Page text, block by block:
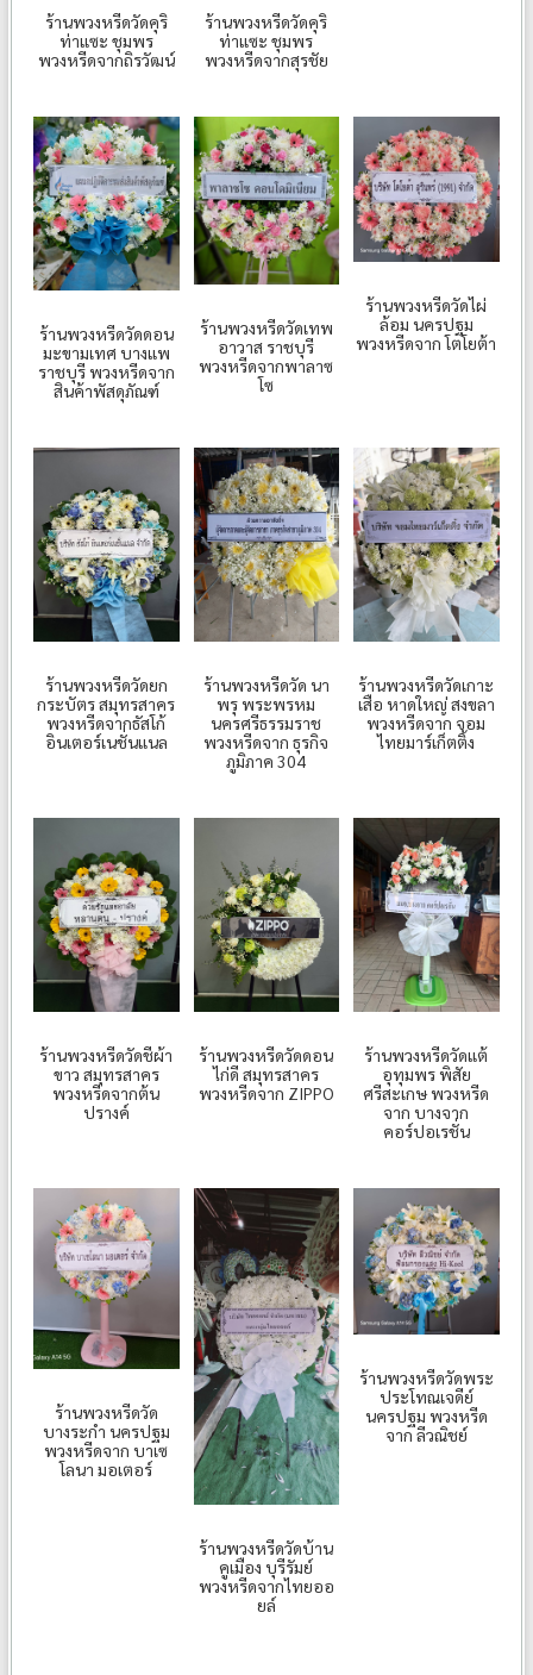
ร้านพวงหรีดวัดคุริ
ท่าแซะ ชุมพร
พวงหรีดจากถิรวัฒน์
ร้านพวงหรีดวัดคุริ
ท่าแซะ ชุมพร
พวงหรีดจากสุรชัย
ร้านพวงหรีดวัดดอน
มะขามเทศ บางแพ
ราชบุรี พวงหรีดจาก
สินค้าพัสดุภัณฑ์
ร้านพวงหรีดวัดเทพ
อาวาส ราชบุรี
พวงหรีดจากพาลาซ
โซ
ร้านพวงหรีดวัดไผ่
ล้อม นครปฐม
พวงหรีดจาก โตโยต้า
ร้านพวงหรีดวัดยก
กระบัตร สมุทรสาคร
พวงหรีดจากธัสโก้
อินเตอร์เนชั่นแนล
ร้านพวงหรีดวัด นา
พรุ พระพรหม
นครศรีธรรมราช
พวงหรีดจาก ธุรกิจ
ภูมิภาค 304
ร้านพวงหรีดวัดเกาะ
เสือ หาดใหญ่ สงขลา
พวงหรีดจาก จอม
ไทยมาร์เก็ตติ้ง
ร้านพวงหรีดวัดชีผ้า
ขาว สมุทรสาคร
พวงหรีดจากต้น
ปรางค์
ร้านพวงหรีดวัดดอน
ไก่ดี สมุทรสาคร
พวงหรีดจาก ZIPPO
ร้านพวงหรีดวัดแต้
อุทุมพร พิสัย
ศรีสะเกษ พวงหรีด
จาก บางจาก
คอร์ปอเรชั่น
ร้านพวงหรีดวัด
บางระกำ นครปฐม
พวงหรีดจาก บาเซ
โลนา มอเตอร์
ร้านพวงหรีดวัดบ้าน
คูเมือง บุรีรัมย์
พวงหรีดจากไทยออ
ยล์
ร้านพวงหรีดวัดพระ
ประโทณเจดีย์
นครปฐม พวงหรีด
จาก ลีวณิชย์